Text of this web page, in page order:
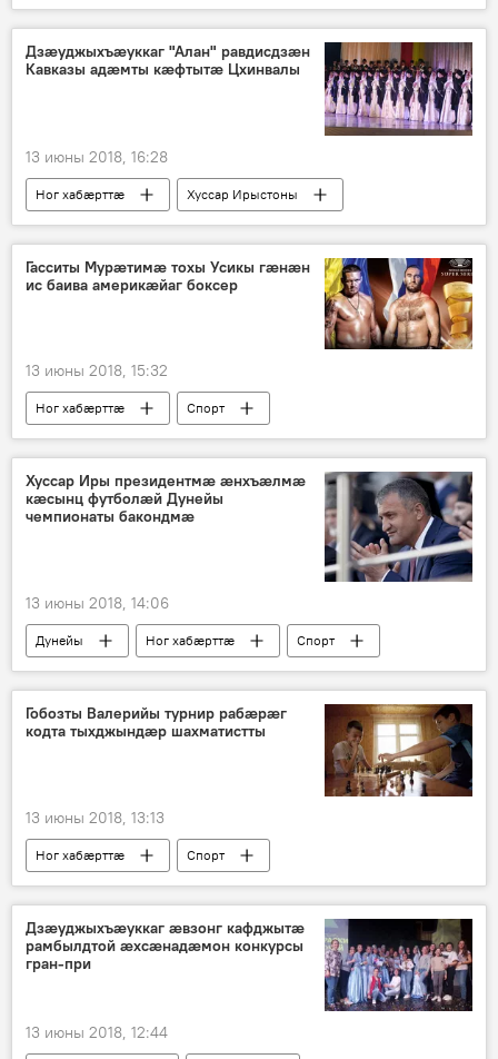
Дзæуджыхъæуккаг "Алан" равдисдзæн
Кавказы адæмты кæфтытæ Цхинвалы
13 июны 2018, 16:28
Ног хабӕрттӕ
Хуссар Ирыстоны
Культурӕ
Гасситы Мурӕтимӕ тохы Усикы гӕнӕн
ис баива америкӕйаг боксер
13 июны 2018, 15:32
Ног хабӕрттӕ Спорт
Хуссар Иры президентмӕ ӕнхъӕлмӕ
кӕсынц футболӕй Дунейы
чемпионаты бакондмӕ
13 июны 2018, 14:06
Дунейы Ног хабӕрттӕ
Спорт
Хуссар Ирыстоны
Гобозты Валерийы турнир рабæрæг
кодта тыхджындæр шахматистты
13 июны 2018, 13:13
Ног хабӕрттӕ
Спорт
Хуссар Ирыстоны
Дзӕуджыхъӕуккаг ӕвзонг кафджытӕ
рамбылдтой ӕхсӕнадӕмон конкурсы
гран-при
13 июны 2018, 12:44